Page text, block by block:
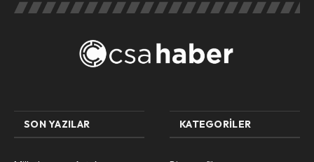
SON YAZILAR KATEGORILER